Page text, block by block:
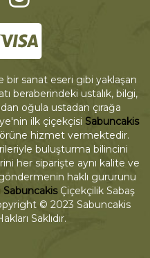
bir sanat eseri gibi yaklaşan
beraberindeki ustalık, bilgi,
oğula ustadan çırağa
ilk çiçekçisi Sabuncakis
hizmet vermektedir.
buluşturma bilincini
her siparişte aynı kalite ve
haklı gururunu
SabuncakisÇiçekçilik Sabaş
© 2023 Sabuncakis
Saklıdır.